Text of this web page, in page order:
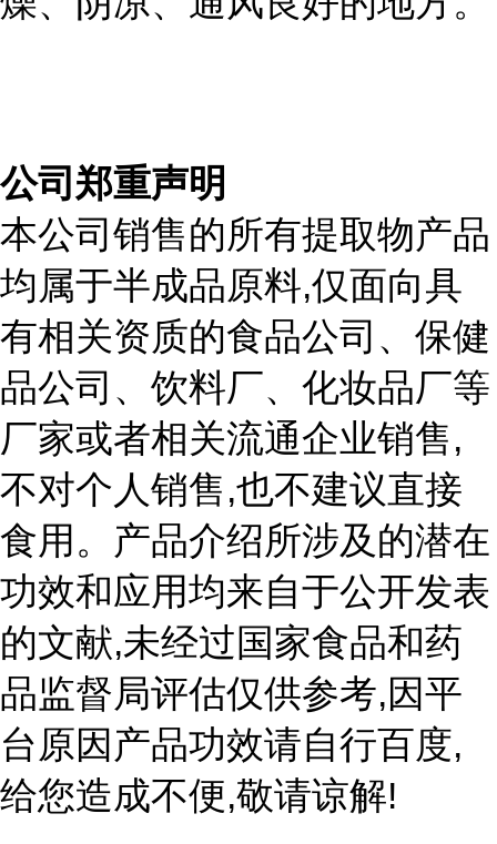
公司郑重声明
本公司销售的所有提取物产品
均属于半成品原料,仅面向具
有相关资质的食品公司、保健
品公司、饮料厂、化妆品厂等
厂家或者相关流通企业销售,
不对个人销售,也不建议直接
食用。产品介绍所涉及的潜在
功效和应用均来自于公开发表
的文献,未经过国家食品和药
品监督局评估仅供参考,因平
台原因产品功效请自行百度,
给您造成不便,敬请谅解!